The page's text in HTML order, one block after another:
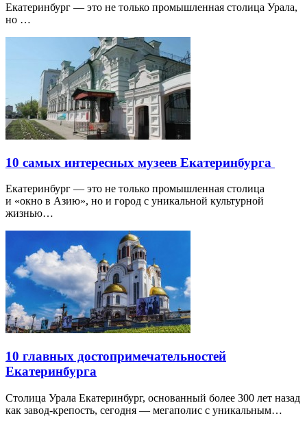
Екатеринбург — это не только промышленная столица Урала,
но …
10 самых интересных музеев Екатеринбурга
Екатеринбург — это не только промышленная столица
и «окно в Азию», но и город с уникальной культурной
жизнью…
10 главных достопримечательностей
Екатеринбурга
Столица Урала Екатеринбург, основанный более 300 лет назад
как завод-крепость, сегодня — мегаполис с уникальным…